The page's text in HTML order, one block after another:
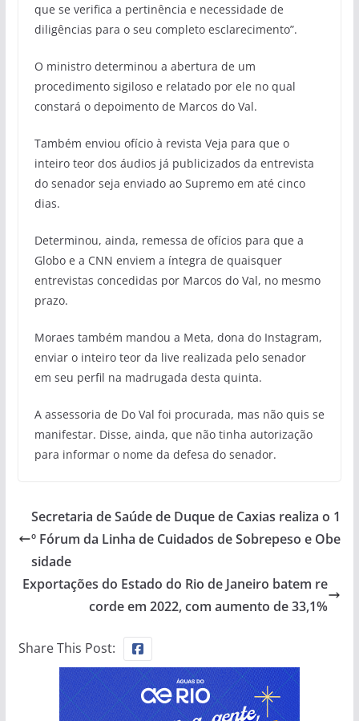
que se verifica a pertinência e necessidade de
diligências para o seu completo esclarecimento”.
O ministro determinou a abertura de um
procedimento sigiloso e relatado por ele no qual
constará o depoimento de Marcos do Val.
Também enviou ofício à revista Veja para que o
inteiro teor dos áudios já publicizados da entrevista
do senador seja enviado ao Supremo em até cinco
dias.
Determinou, ainda, remessa de ofícios para que a
Globo e a CNN enviem a íntegra de quaisquer
entrevistas concedidas por Marcos do Val, no mesmo
prazo.
Moraes também mandou a Meta, dona do Instagram,
enviar o inteiro teor da live realizada pelo senador
em seu perfil na madrugada desta quinta.
A assessoria de Do Val foi procurada, mas não quis se
manifestar. Disse, ainda, que não tinha autorização
para informar o nome da defesa do senador.
Secretaria de Saúde de Duque de Caxias realiza o 1
º Fórum da Linha de Cuidados de Sobrepeso e Obe
sidade
Exportações do Estado do Rio de Janeiro batem re
corde em 2022, com aumento de 33,1%
Share This Post: